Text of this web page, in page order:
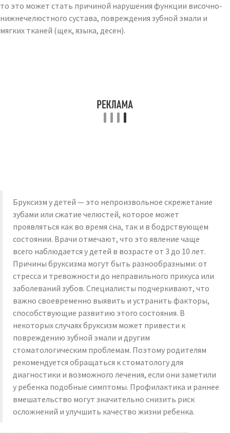
то это может стать причиной нарушения функции височно-
нижнечелюстного сустава, повреждения зубной эмали и
мягких тканей (щек, языка, десен).
Бруксизм у детей — это непроизвольное скрежетание
зубами или сжатие челюстей, которое может
проявляться как во время сна, так и в бодрствующем
состоянии. Врачи отмечают, что это явление чаще
всего наблюдается у детей в возрасте от 3 до 10 лет.
Причины бруксизма могут быть разнообразными: от
стресса и тревожности до неправильного прикуса или
заболеваний зубов. Специалисты подчеркивают, что
важно своевременно выявить и устранить факторы,
способствующие развитию этого состояния. В
некоторых случаях бруксизм может привести к
повреждению зубной эмали и другим
стоматологическим проблемам. Поэтому родителям
рекомендуется обращаться к стоматологу для
диагностики и возможного лечения, если они заметили
у ребенка подобные симптомы. Профилактика и раннее
вмешательство могут значительно снизить риск
осложнений и улучшить качество жизни ребенка.